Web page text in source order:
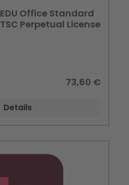
Office Standard
Perpetual License
73,60 €
Details